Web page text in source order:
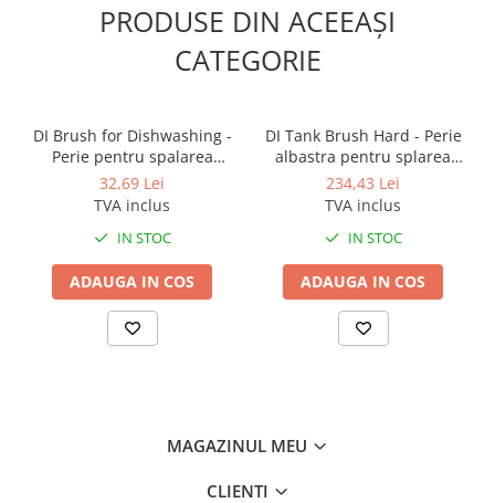
PRODUSE DIN ACEEAȘI
CATEGORIE
DI Brush for Dishwashing -
Perie pentru spalarea
vaselor
32,69 Lei
TVA inclus
IN STOC
ADAUGA IN COS
DI Tank Brush Hard - Perie
albastra pentru splarea
rezervoarelor
234,43 Lei
TVA inclus
IN STOC
ADAUGA IN COS
MAGAZINUL MEU
CLIENTI